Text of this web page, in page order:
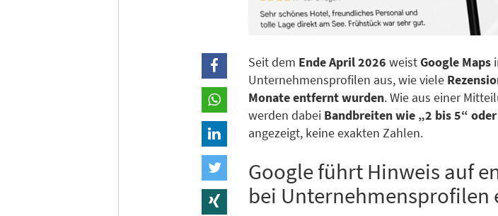
Seit dem Ende April 2026 weistGoogle Maps
Unternehmensprofilen aus, wie viele
Monate entfernt wurden. Wie aus einer
werden dabei Bandbreiten wie „2 bis 5“
angezeigt, keine exakten Zahlen.
Google führt Hinweis auf
bei Unternehmensprofilen